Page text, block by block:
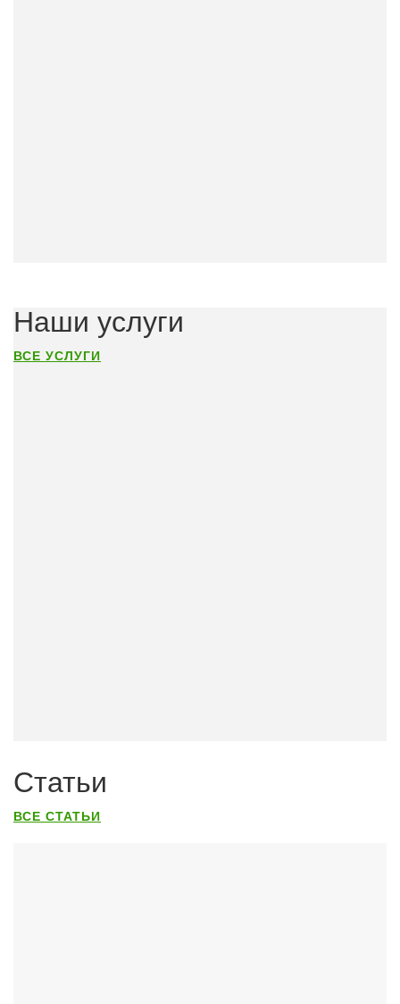
Наши услуги
ВСЕ УСЛУГИ
Статьи
ВСЕ СТАТЬИ